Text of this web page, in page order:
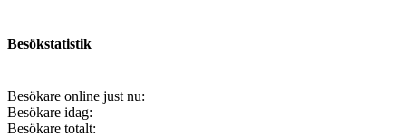
Besökstatistik
Besökare online just nu:
Besökare idag:
Besökare totalt: